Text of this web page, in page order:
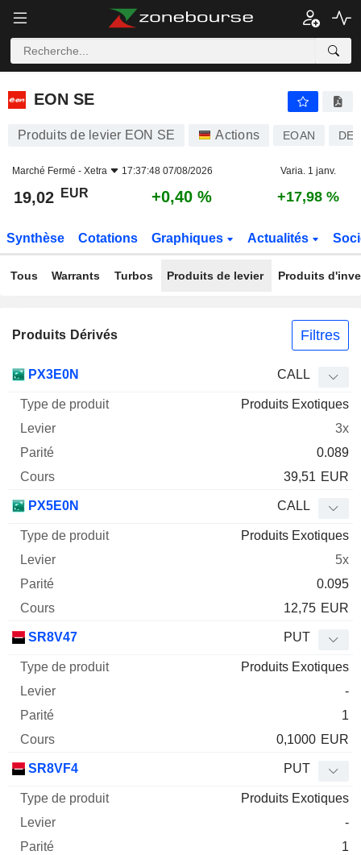
EON SE
EON SE
Produits de levier EON SE Actions EOAN
Marché Fermé - Xetra 17:37:48 07/08/2026 Varia. 1 janv.
19,02 EUR +0,40 % +17,98 %
Synthèse Cotations Graphiques Actualités
Tous Warrants Turbos Produits de levier Produits
Produits Dérivés Filtres
Mnemo Type produit
Cours
PX3E0N CALL
Produits Exotiques
3x
0.089
39,51 EUR
PX5E0N CALL
Produits Exotiques
5x
0.095
12,75 EUR
SR8V47 PUT
Produits Exotiques
-
1
0,1000 EUR
SR8VF4 PUT
Produits Exotiques
-
1